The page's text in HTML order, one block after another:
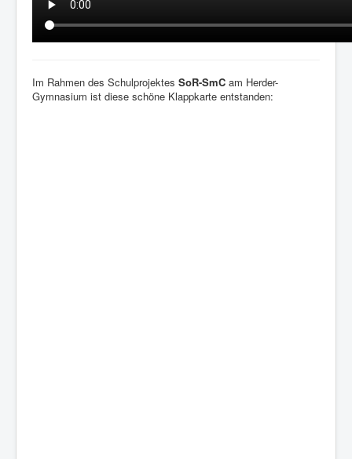
Im Rahmen des Schulprojektes SoR-SmC am Herder-
Gymnasium ist diese schöne Klappkarte entstanden: